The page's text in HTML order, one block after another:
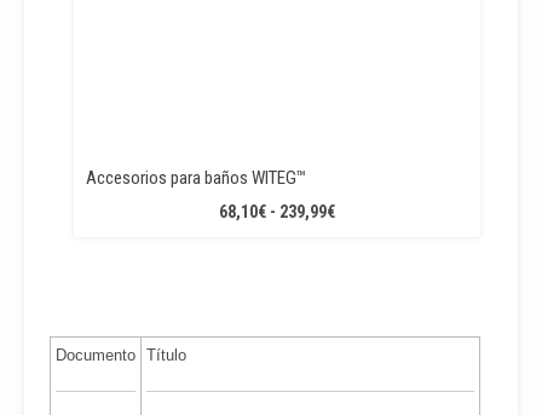
Accesorios para baños WITEG™
68,10€ - 239,99€RANGO
HASTA
Documento Título